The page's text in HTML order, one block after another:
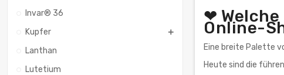
Invar® 36
Kupfer
Lanthan
Lutetium
❤
Online-
Eine breite Palette
Heute sind die